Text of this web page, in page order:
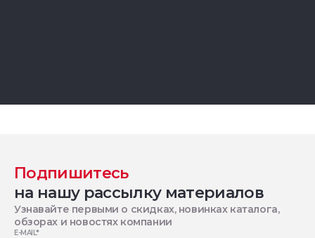
Подпишитесь
на нашу рассылку материалов
Узнавайте первыми о скидках, новинках каталога,
обзорах и новостях компании
E-MAIL*